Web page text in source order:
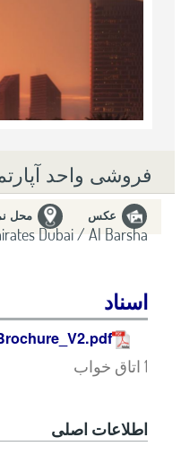
فروشی واحد
عکس محل
Dubai / Al Barsha
اسناد
1 اتاق خواب
اطلاعات اصلی